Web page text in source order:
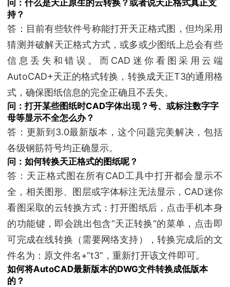
问：什么是天正原生的云转换？或者说天正格式真正支
持？
答：目前有些软件号称能打开天正格式图，但均采用
猜测并破解天正格式方式，或多或少图纸上总会有些
信息丢失和错误。而CAD迷你看图采用云端
AutoCAD+天正的格式转换，转换成天正T3的通用格
式，确保图纸信息的完全正确且不丢失。
问：打开某些图纸时CAD字体出现？号、或标注数字字
母等显示不全怎么办？
答：更新到3.0最新版本，这个问题完美解决，包括
各级钢筋符号均正确显示。
问：如何转换天正格式的图纸呢？
答：天正格式图在所有CAD工具中打开都会显示不
全，相关图形、图层或字体标注无法显示，CAD迷你
看图采取的云转换方式：打开图纸后，点击手机本身
的功能键，即会跳出包含“天正转换“的菜单，点击即
可完成在线转换（需要网络支持），转换完成后的文
件名为：原文件名+“t3”，重新打开该文件即可。
如何将AutoCAD最新版本的DWG文件转换成低版本
的？